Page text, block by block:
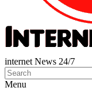
internet News 24/7
Menu